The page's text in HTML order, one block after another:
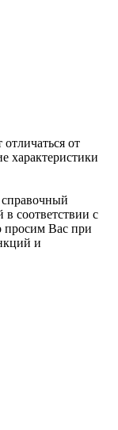
от
характеристики
в соответствии с
просим Вас при
и